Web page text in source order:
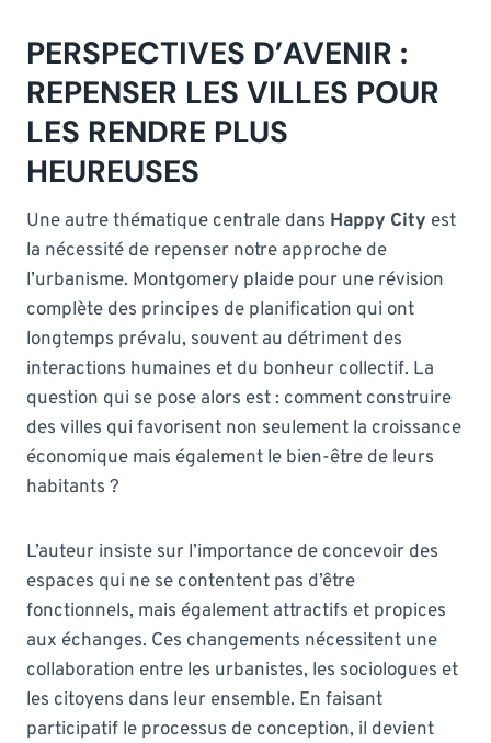
PERSPECTIVES D’AVENIR :
REPENSER LES VILLES POUR
LES RENDRE PLUS
HEUREUSES
Une autre thématique centrale dans Happy City est
la nécessité de repenser notre approche de
l’urbanisme. Montgomery plaide pour une révision
complète des principes de planification qui ont
longtemps prévalu, souvent au détriment des
interactions humaines et du bonheur collectif. La
question qui se pose alors est : comment construire
des villes qui favorisent non seulement la croissance
économique mais également le bien-être de leurs
habitants ?
L’auteur insiste sur l’importance de concevoir des
espaces qui ne se contentent pas d’être
fonctionnels, mais également attractifs et propices
aux échanges. Ces changements nécessitent une
collaboration entre les urbanistes, les sociologues et
les citoyens dans leur ensemble. En faisant
participatif le processus de conception, il devient